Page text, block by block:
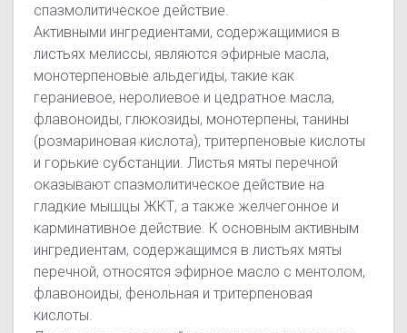
спазмолитическое действие.
Активными ингредиентами, содержащимися в
листьях мелиссы, являются эфирные масла,
монотерпеновые альдегиды, такие как
гераниевое, неролиевое и цедратное масла,
флавоноиды, глюкозиды, монотерпены, танины
(розмариновая кислота), тритерпеновые кислоты
и горькие субстанции. Листья мяты перечной
оказывают спазмолитическое действие на
гладкие мышцы ЖКТ, а также желчегонное и
карминативное действие. К основным активным
ингредиентам, содержащимся в листьях мяты
перечной, относятся эфирное масло с ментолом,
флавоноиды, фенольная и тритерпеновая
кислоты.